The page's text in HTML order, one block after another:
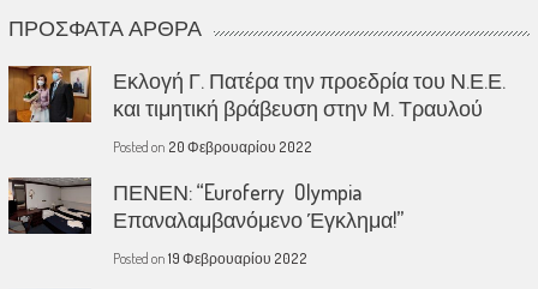
ΠΡΌΣΦΑΤΑ ΆΡΘΡΑ
Εκλογή Γ. Πατέρα την προεδρία του Ν.Ε.Ε.
και τιμητική βράβευση στην Μ. Τραυλού
Posted on 20 Φεβρουαρίου 2022
ΠΕΝΕΝ: “Euroferry Olympia
Επαναλαμβανόμενο Έγκλημα!”
Posted on 19 Φεβρουαρίου 2022